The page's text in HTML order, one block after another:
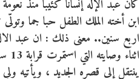
كان عبد الإله إنسانا كئيبا منذ
ابن أخته الملك الطفل حبا جما
اربع سنين.. معنى ذلك : ان عبد
ينتقل إلى قصره الجديد ، ويأتيه